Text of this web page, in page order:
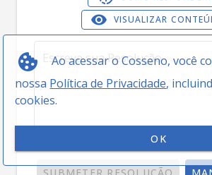
Ao acessar o Cosseno, você
nossa Política de Privacidade,
cookies.
OK
VISUALIZAR
SUBMETER RESOLUÇÃO